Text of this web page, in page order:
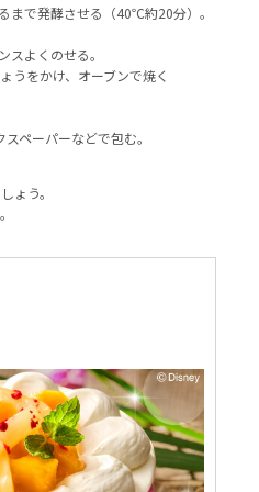
まで発酵させる（40℃約20分）。
スよくのせる。
うをかけ、オーブンで焼く
ペーパーなどで包む。
ょう。